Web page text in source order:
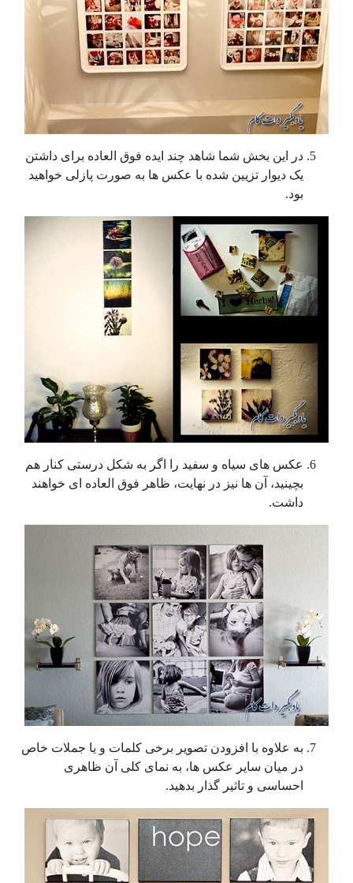
در این بخش شما شاهد چند ایده فوق العاده برای داشتن
یک دیوار تزیین شده با عکس ها به صورت پازلی خواهید
بود.
عکس های سیاه و سفید را اگر به شکل درستی کنار هم
بچینید، آن ها نیز در نهایت، ظاهر فوق العاده ای خواهند
داشت.
به علاوه با افزودن تصویر برخی کلمات و یا جملات خاص
در میان سایر عکس ها، به نمای کلی آن ظاهری
احساسی و تاثیر گذار بدهید.